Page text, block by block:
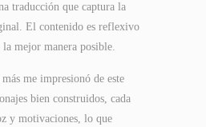
traducción que captura la
El contenido es reflexivo
mejor manera posible.
me impresionó de este
bien construidos, cada
y motivaciones, lo que